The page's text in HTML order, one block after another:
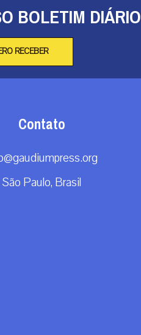
BOLETIM DIÁRIO
RECEBER
Contato
São Paulo, Brasil